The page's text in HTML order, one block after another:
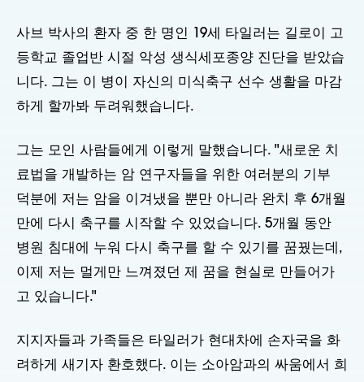
사브 박사의 환자 중 한 명인 19세 타일러는 길로이 고
등학교 졸업반 시절 악성 생식세포종양 진단을 받았습
니다. 그는 이 병이 자신의 미식축구 선수 생활을 마감
하게 할까봐 두려워했습니다.
그는 모인 사람들에게 이렇게 말했습니다. "새로운 치
료법을 개발하는 암 연구자들을 위한 여러분의 기부
덕분에 저는 암을 이겨냈을 뿐만 아니라 완치 후 6개월
만에 다시 축구를 시작할 수 있었습니다. 5개월 동안
병원 침대에 누워 다시 축구를 할 수 있기를 꿈꿨는데,
이제 저는 멀게만 느껴졌던 제 꿈을 현실로 만들어가
고 있습니다."
지지자들과 가족들은 타일러가 현대차에 손자국을 화
려하게 새기자 환호했다. 이는 소아암과의 싸움에서 희